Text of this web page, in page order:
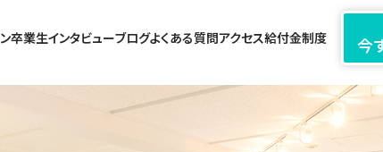
卒業生インタビューブログよくある質問アクセス給付金制度 今